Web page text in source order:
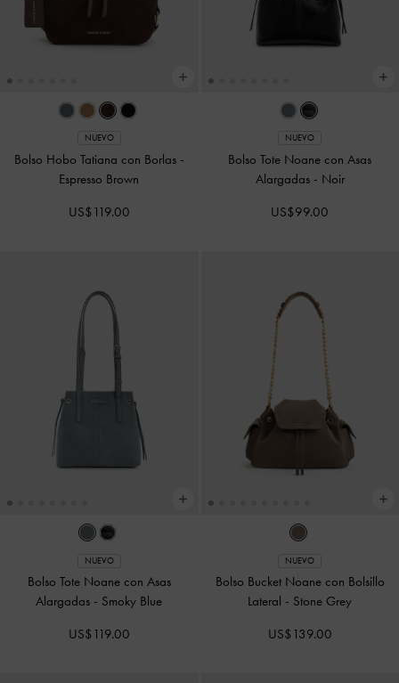
NUEVO
Bolso Hobo Tatiana con Borlas -
Espresso Brown
US$119.00
NUEVO
Bolso Tote Noane con Asas
Alargadas - Noir
US$99.00
NUEVO
Bolso Tote Noane con Asas
Alargadas - Smoky Blue
US$119.00
NUEVO
Bolso Bucket Noane con Bolsillo
Lateral - Stone Grey
US$139.00